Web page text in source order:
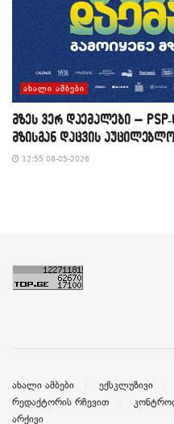
ᲐᲮᲐᲚᲘ ᲐᲛᲑᲔᲑᲘ
მზეს ვერ დაემალები –
მზისგან დაცვის
12:55 08-05-2026
ახალი ამბები ექსკლუზივი
რედაქტორის რჩევით
არქივი